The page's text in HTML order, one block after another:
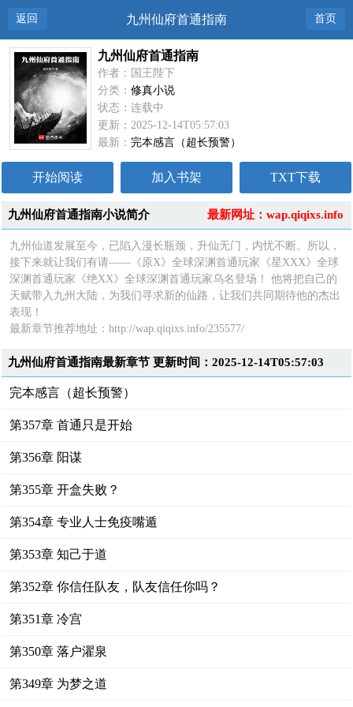
返回 九州仙府首通指南 首页
九州仙府首通指南
作者：国王陛下
分类：修真小说
状态：连载中
更新：2025-12-14T05:57:03
最新： 完本感言（超长预警）
开始阅读 加入书架 TXT下载
最新网址：wap.qiqixs.info
九州仙府首通指南小说简介
九州仙道发展至今，已陷入漫长瓶颈，升仙无门，内忧不断。所以，
接下来就让我们有请——《原X》全球深渊首通玩家《星XXX》全球
深渊首通玩家《绝XX》全球深渊首通玩家乌名登场！ 他将把自己的
天赋带入九州大陆，为我们寻求新的仙路，让我们共同期待他的杰出
表现！
最新章节推荐地址：http://wap.qiqixs.info/235577/
九州仙府首通指南最新章节 更新时间：2025-12-14T05:57:03
完本感言（超长预警）
第357章 首通只是开始
第356章 阳谋
第355章 开盒失败？
第354章 专业人士免疫嘴遁
第353章 知己于道
第352章 你信任队友，队友信任你吗？
第351章 冷宫
第350章 落户濯泉
第349章 为梦之道